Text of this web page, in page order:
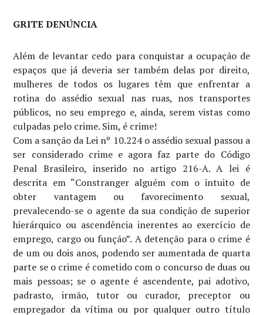
GRITE DENÚNCIA
Além de levantar cedo para conquistar a ocupação de
espaços que já deveria ser também delas por direito,
mulheres de todos os lugares têm que enfrentar a
rotina do assédio sexual nas ruas, nos transportes
públicos, no seu emprego e, ainda, serem vistas como
culpadas pelo crime. Sim, é crime!
Com a sanção da Lei nº 10.224 o assédio sexual passou a
ser considerado crime e agora faz parte do Código
Penal Brasileiro, inserido no artigo 216-A. A lei é
descrita em “Constranger alguém com o intuito de
obter vantagem ou favorecimento sexual,
prevalecendo-se o agente da sua condição de superior
hierárquico ou ascendência inerentes ao exercício de
emprego, cargo ou função”. A detenção para o crime é
de um ou dois anos, podendo ser aumentada de quarta
parte se o crime é cometido com o concurso de duas ou
mais pessoas; se o agente é ascendente, pai adotivo,
padrasto, irmão, tutor ou curador, preceptor ou
empregador da vítima ou por qualquer outro título